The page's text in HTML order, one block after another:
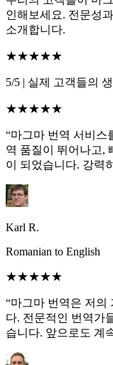
인해보세요. 전문성
소개합니다.
★★★★★
5/5 | 실제 고객들의
★★★★★
“마그마 번역 서비스
역 품질이 뛰어나고,
이 되었습니다. 강력
Karl R.
Romanian to English
★★★★★
“마그마 번역은 저의
다. 전문적인 번역가
습니다. 앞으로도 계